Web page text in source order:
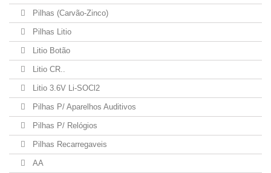
Pilhas (Carvão-Zinco)
Pilhas Litio
Litio Botão
Litio CR..
Litio 3.6V Li-SOCl2
Pilhas P/ Aparelhos Auditivos
Pilhas P/ Relógios
Pilhas Recarregaveis
AA